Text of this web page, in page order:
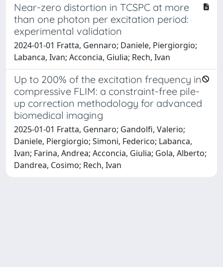
Near-zero distortion in TCSPC at more
than one photon per excitation period:
experimental validation
2024-01-01 Fratta, Gennaro; Daniele, Piergiorgio;
Labanca, Ivan; Acconcia, Giulia; Rech, Ivan
Up to 200% of the excitation frequency in
compressive FLIM: a constraint-free pile-
up correction methodology for advanced
biomedical imaging
2025-01-01 Fratta, Gennaro; Gandolfi, Valerio;
Daniele, Piergiorgio; Simoni, Federico; Labanca,
Ivan; Farina, Andrea; Acconcia, Giulia; Gola, Alberto;
Dandrea, Cosimo; Rech, Ivan